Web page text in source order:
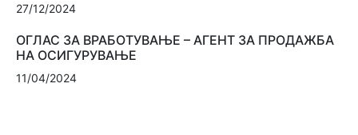
27/12/2024
ОГЛАС ЗА ВРАБОТУВАЊЕ – АГЕНТ ЗА ПРОДАЖБА
НА ОСИГУРУВАЊЕ
11/04/2024